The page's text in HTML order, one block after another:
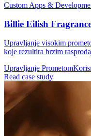
Custom Apps &
Billie Eilish
Upravljanje visokim
koje rezultira brzim
Upravljanje Prometom
Read case study